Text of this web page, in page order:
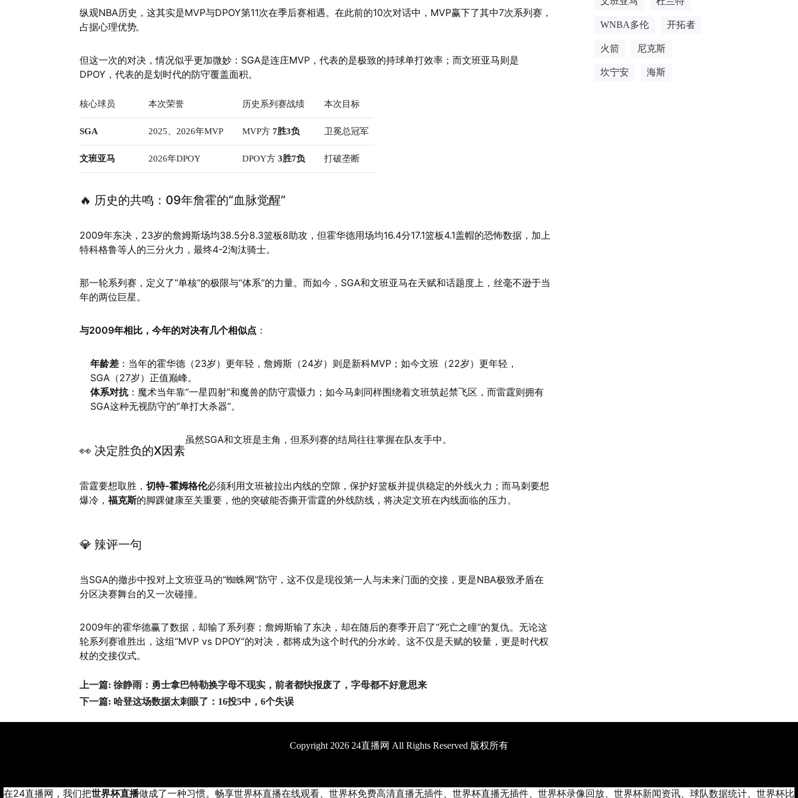
纵观NBA历史，这其实是MVP与DPOY第11次在季后赛相遇。在此前的10次对话中，MVP赢下了其中7次系列赛，
占据心理优势。
但这一次的对决，情况似乎更加微妙：SGA是连庄MVP，代表的是极致的持球单打效率；而文班亚马则是
DPOY，代表的是划时代的防守覆盖面积。
核心球员 本次荣誉 历史系列赛战绩 本次目标
SGA 2025、2026年MVP MVP方 7胜3负 卫冕总冠军
文班亚马 2026年DPOY DPOY方 3胜7负 打破垄断
🔥 历史的共鸣：09年詹霍的“血脉觉醒”
2009年东决，23岁的詹姆斯场均38.5分8.3篮板8助攻，但霍华德用场均16.4分17.1篮板4.1盖帽的恐怖数据，加上
特科格鲁等人的三分火力，最终4-2淘汰骑士。
那一轮系列赛，定义了“单核”的极限与“体系”的力量。而如今，SGA和文班亚马在天赋和话题度上，丝毫不逊于当
年的两位巨星。
与2009年相比，今年的对决有几个相似点 ：
年龄差 ：当年的霍华德（23岁）更年轻，詹姆斯（24岁）则是新科MVP；如今文班（22岁）更年轻，
SGA（27岁）正值巅峰。
体系对抗：魔术当年靠“一星四射”和魔兽的防守震慑力；如今马刺同样围绕着文班筑起禁飞区，而雷霆则拥有
SGA这种无视防守的“单打大杀器”。
👀 决定胜负的X因素
虽然SGA和文班是主角，但系列赛的结局往往掌握在队友手中。
雷霆要想取胜， 切特-霍姆格伦必须利用文班被拉出内线的空隙，保护好篮板并提供稳定的外线火力；而马刺要想
爆冷， 福克斯的脚踝健康至关重要，他的突破能否撕开雷霆的外线防线，将决定文班在内线面临的压力。
💎 辣评一句
当SGA的撤步中投对上文班亚马的“蜘蛛网”防守，这不仅是现役第一人与未来门面的交接，更是NBA极致矛盾在
分区决赛舞台的又一次碰撞。
2009年的霍华德赢了数据，却输了系列赛；詹姆斯输了东决，却在随后的赛季开启了“死亡之瞳”的复仇。无论这
轮系列赛谁胜出，这组“MVP vs DPOY”的对决，都将成为这个时代的分水岭。这不仅是天赋的较量，更是时代权
杖的交接仪式。
上一篇: 徐静雨：勇士拿巴特勒换字母不现实，前者都快报废了，字母都不好意思来
下一篇: 哈登这场数据太刺眼了：16投5中，6个失误
WNBA多伦 开拓者
火箭 尼克斯
坎宁安 海斯
Copyright 2026 24直播网 All Rights Reserved 版权所有
在24直播网，我们把世界杯直播做成了一种习惯。畅享世界杯直播在线观看、世界杯免费高清直播无插件、世界杯直播无插件、世界杯录像回放、世界杯新闻资讯、球队数据统计、世界杯比